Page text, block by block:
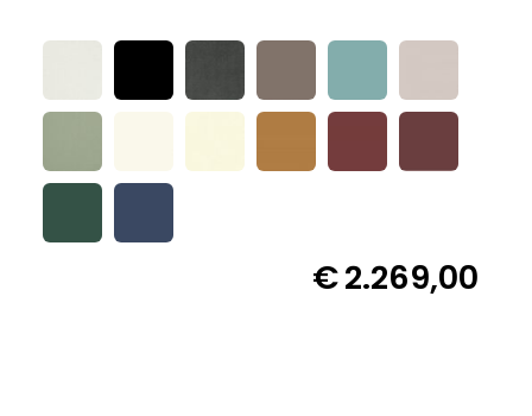
Decoratie kussens
Buitenkleden
Tuinkussens
€2.269,00